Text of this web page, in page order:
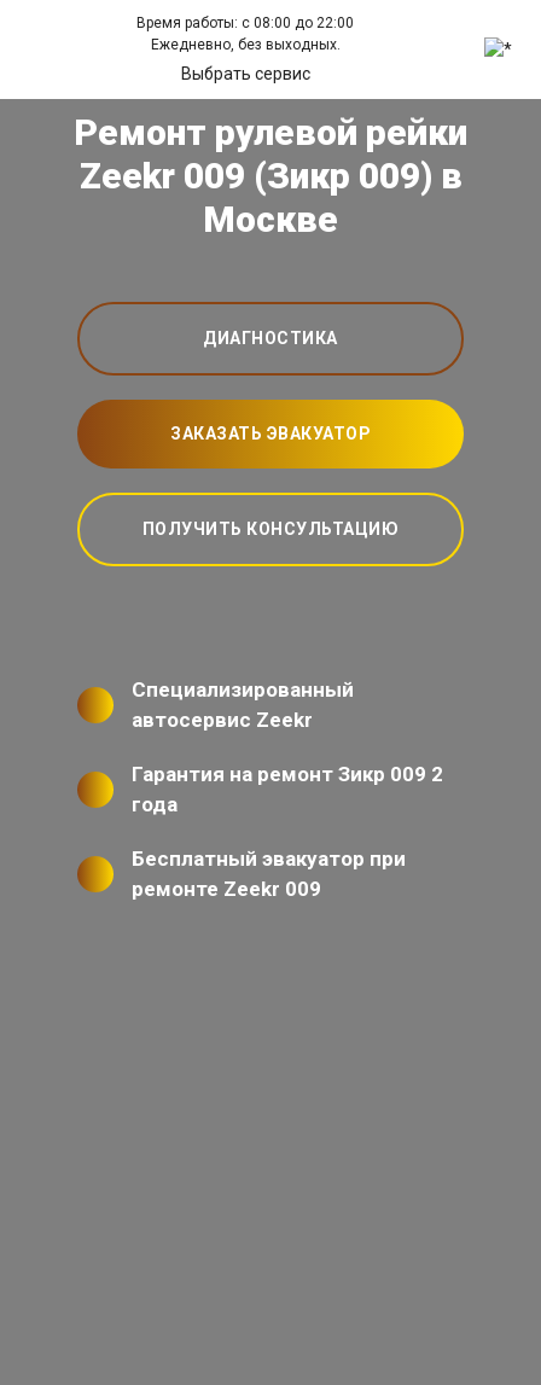
Время работы: с 08:00 до 22:00
Ежедневно, без выходных.
Выбрать сервис
Ремонт рулевой рейки
Zeekr 009 (Зикр 009) в
Москве
ДИАГНОСТИКА
ЗАКАЗАТЬ ЭВАКУАТОР
ПОЛУЧИТЬ КОНСУЛЬТАЦИЮ
Специализированный
автосервис Zeekr
Гарантия на ремонт Зикр 009 2
года
Бесплатный эвакуатор при
ремонте Zeekr 009